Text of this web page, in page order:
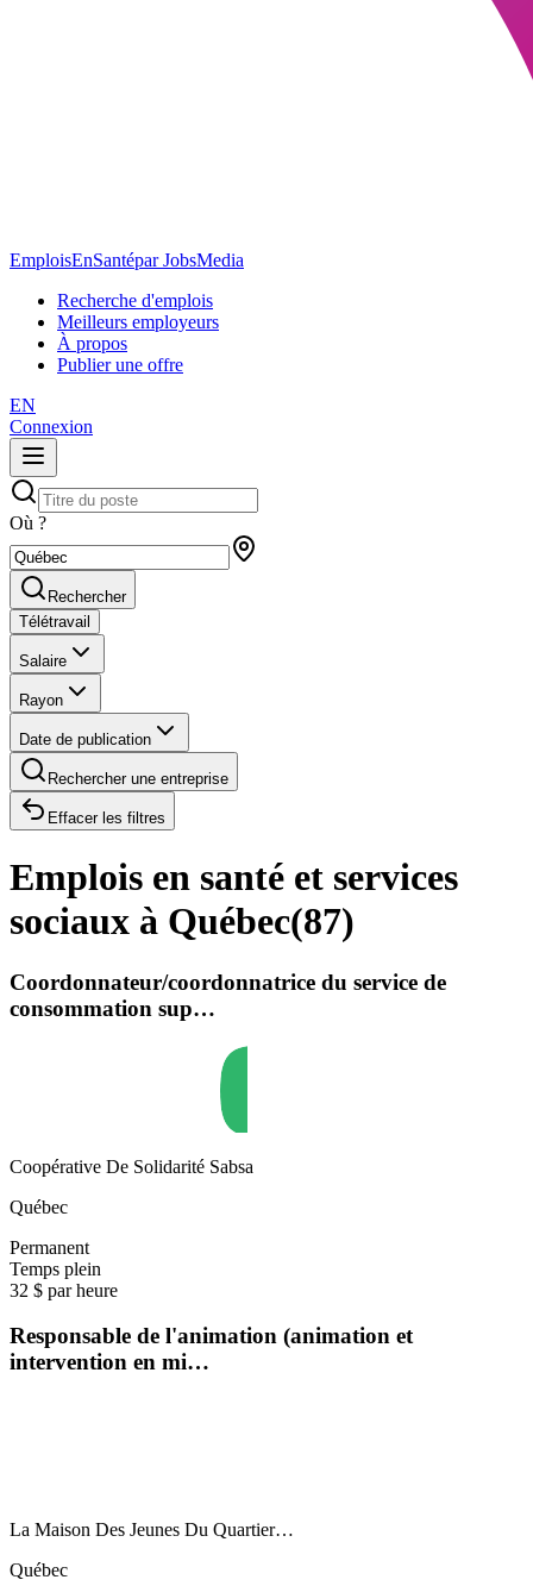
EmploisEnSantépar JobsMedia
Recherche d'emplois
Meilleurs employeurs
À propos
Publier une offre
EN
Connexion
Où ?
Rechercher
Télétravail
Salaire
Rayon
Date de publication
Rechercher une entreprise
Effacer les filtres
Emplois en santé et services
sociaux à Québec(87)
Coordonnateur/coordonnatrice du service de
consommation sup…
Coopérative De Solidarité Sabsa
Québec
Permanent
Temps plein
32 $ par heure
Responsable de l'animation (animation et
intervention en mi…
La Maison Des Jeunes Du Quartier…
Québec